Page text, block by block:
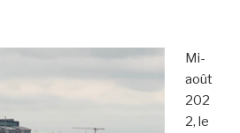
Mi-
août
202
2, le